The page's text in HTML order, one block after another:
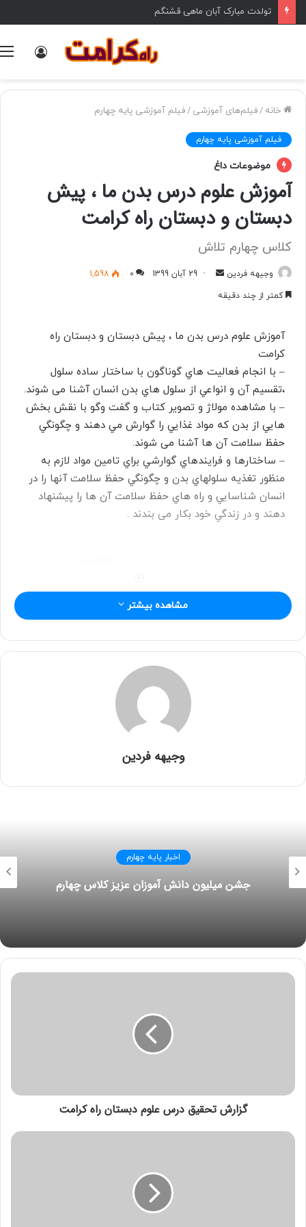
تولدت مبارک آبان ماهی قشنگم
خانه /فیلم‌های آموزشی /فیلم آموزشی پایه چهارم
فیلم آموزشی پایه چهارم
موضوعات داغ
آموزش علوم درس بدن ما ، پیش
دبستان و دبستان راه کرامت
کلاس چهارم تلاش
وجیهه فردین
ل
ه
ا
ی
م
ل
29 آبان 1399 0
1,598
کمتر از چند دقیقه
آموزش علوم درس بدن ما ، پیش دبستان و دبستان راه
کرامت
– با انجام فعاليت هاي گوناگون با ساختار ساده سلول
،تقسيم آن و انواعي از سلول هاي بدن انسان آشنا می شوند.
– با مشاهده مولاژ و تصوير كتاب و گفت وگو با نقش بخش
هايي از بدن كه مواد غذايي را گوارش مي دهند و چگونگي
حفظ سلامت آن ها آشنا می شوند.
– ساختارها و فرايندهاي گوارشي براي تامين مواد لازم به
منظور تغذيه سلولهاي بدن و چگونگي حفظ سلامت آنها را در
انسان شناسايي و راه هاي حفظ سلامت آن ها را پيشنهاد
دهند و در زندگي خود بکار می بندند .
مشاهده بیشتر
وجیهه فردین
اخبار پایه چهارم
جشن میلیون دانش آموزان عزیز کلاس چهارم
گزارش تحقیق درس علوم دبستان راه کرامت